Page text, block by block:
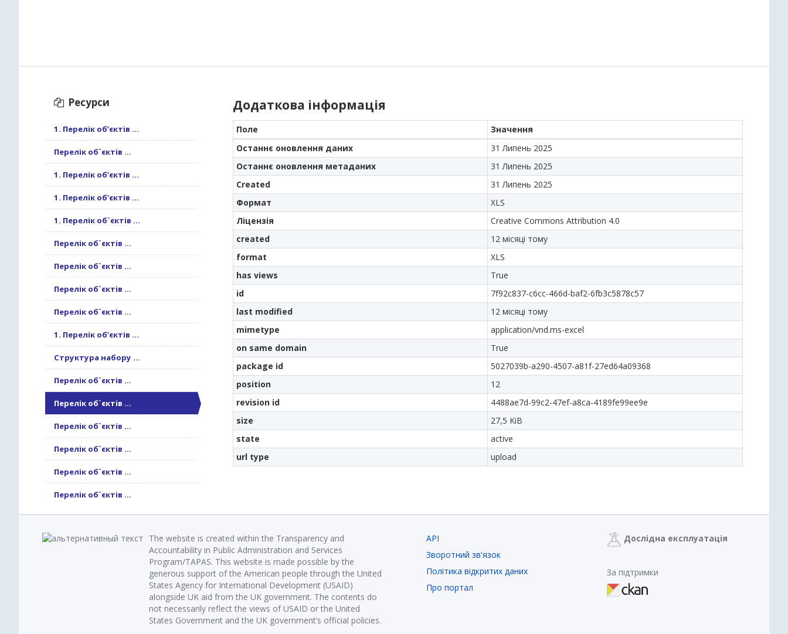
Ресурси
1. Перелік об’єктів ...
Перелік об`єктів ...
1. Перелік об’єктів ...
1. Перелік об’єктів ...
1. Перелік об`єктів ...
Перелік об`єктів ...
Перелік об`єктів ...
Перелік об`єктів ...
Перелік об`єктів ...
1. Перелік об’єктів ...
Структура набору ...
Перелік об`єктів ...
Перелік об`єктів ...
Перелік об`єктів ...
Перелік об`єктів ...
Перелік об`єктів ...
Перелік об`єктів ...
Додаткова інформація
Поле
Значення
Останнє оновлення даних
31 Липень 2025
Останнє оновлення метаданих
31 Липень 2025
Created
31 Липень 2025
Формат
XLS
Ліцензія
Creative Commons Attribution 4.0
created
12 місяці тому
format
XLS
has views
True
id
7f92c837-c6cc-466d-baf2-6fb3c5878c57
last modified
12 місяці тому
mimetype
application/vnd.ms-excel
on same domain
True
package id
5027039b-a290-4507-a81f-27ed64a09368
position
12
revision id
4488ae7d-99c2-47ef-a8ca-4189fe99ee9e
size
27,5 KiB
state
active
url type
upload
The website is created within the Transparency and
Accountability in Public Administration and Services
Program/TAPAS. This website is made possible by the
generous support of the American people through the United
States Agency for International Development (USAID)
alongside UK aid from the UK government. The contents do
not necessarily reflect the views of USAID or the United
States Government and the UK government’s official policies.
API
Зворотний зв'язок
Політика відкритих даних
Про портал
Дослідна експлуатація
За підтримки